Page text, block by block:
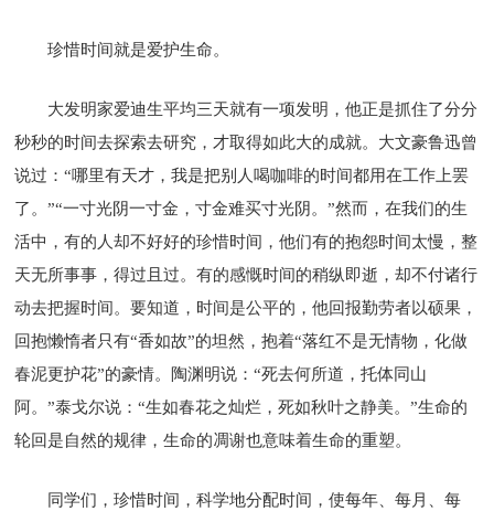
珍惜时间就是爱护生命。
大发明家爱迪生平均三天就有一项发明，他正是抓住了分分
秒秒的时间去探索去研究，才取得如此大的成就。大文豪鲁迅曾
说过：“哪里有天才，我是把别人喝咖啡的时间都用在工作上罢
了。”“一寸光阴一寸金，寸金难买寸光阴。”然而，在我们的生
活中，有的人却不好好的珍惜时间，他们有的抱怨时间太慢，整
天无所事事，得过且过。有的感慨时间的稍纵即逝，却不付诸行
动去把握时间。要知道，时间是公平的，他回报勤劳者以硕果，
回抱懒惰者只有“香如故”的坦然，抱着“落红不是无情物，化做
春泥更护花”的豪情。陶渊明说：“死去何所道，托体同山
阿。”泰戈尔说：“生如春花之灿烂，死如秋叶之静美。”生命的
轮回是自然的规律，生命的凋谢也意味着生命的重塑。
同学们，珍惜时间，科学地分配时间，使每年、每月、每